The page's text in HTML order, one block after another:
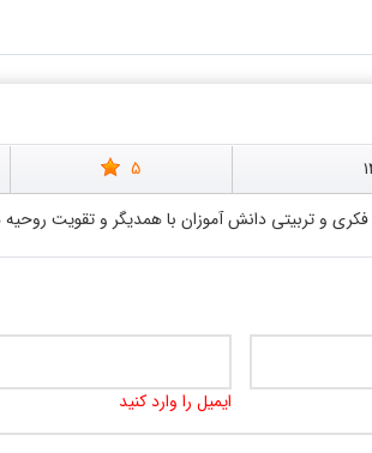
5
و تربیتی دانش آموزان با همدیگر و تقویت
ایمیل را وارد کنید